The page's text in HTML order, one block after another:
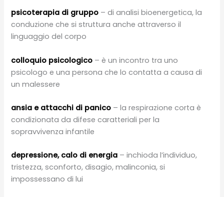
psicoterapia di gruppo – di analisi bioenergetica, la
conduzione che si struttura anche attraverso il
linguaggio del corpo
colloquio psicologico – è un incontro tra uno
psicologo e una persona che lo contatta a causa di
un malessere
ansia e attacchi di panico – la respirazione corta è
condizionata da difese caratteriali per la
sopravvivenza infantile
depressione, calo di energia – inchioda l’individuo,
tristezza, sconforto, disagio, malinconia, si
impossessano di lui